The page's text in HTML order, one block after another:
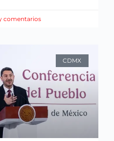
comentarios
CDMX